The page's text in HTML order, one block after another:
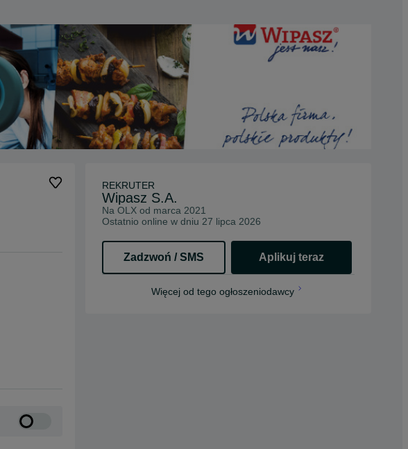
REKRUTER
Wipasz S.A.
Na OLX od marca 2021
Ostatnio online w dniu 27 lipca 2026
Zadzwoń / SMS Aplikuj teraz
opens in a new tab
Więcej od tego ogłoszeniodawcy